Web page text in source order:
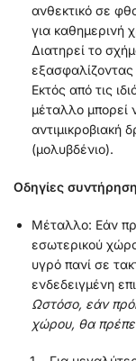
ανθεκτικό σε
για καθημερινή
Διατηρεί το
Εκτός από τις
μέταλλο μπορεί
αντιμικροβιακή
(μολυβδένιο).
Οδηγίες
Μέταλλο: Εάν
εσωτερικού
υγρό πανί σε
ενδεδειγμένη
Ωστόσο, εάν
χώρου, θα